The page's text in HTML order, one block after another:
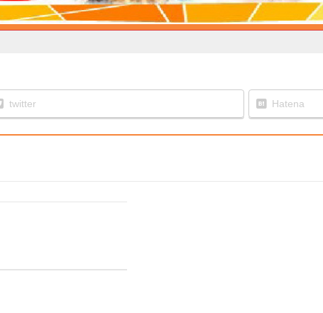
twitter Hatena